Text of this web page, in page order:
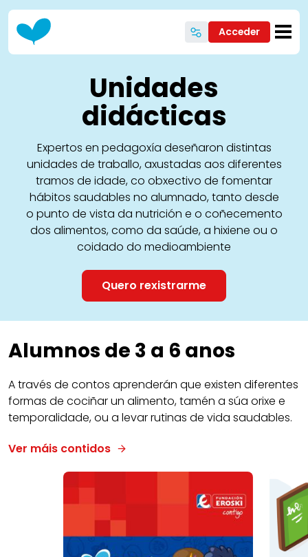
Ir o contido principal
Acceder
Unidades
didácticas
Expertos en pedagoxía deseñaron distintas
unidades de traballo, axustadas aos diferentes
tramos de idade, co obxectivo de fomentar
hábitos saudables no alumnado, tanto desde
o punto de vista da nutrición e o coñecemento
dos alimentos, como da saúde, a hixiene ou o
coidado do medioambiente
Quero rexistrarme
Alumnos de 3 a 6 anos
A través de contos aprenderán que existen diferentes
formas de cociñar un alimento, tamén a súa orixe e
temporalidade, ou a levar rutinas de vida saudables.
Ver máis contidos